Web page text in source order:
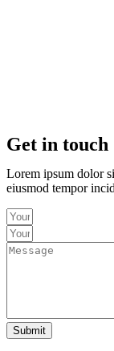
Get in touch
Lorem ipsum dolor
eiusmod tempor
Submit